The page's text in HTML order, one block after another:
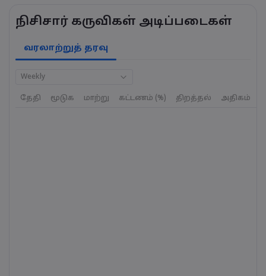
நிசிசார் கருவிகள் அடிப்படைகள்
வரலாற்றுத் தரவு
Weekly
தேதி மூடுக மாற்று கட்டணம் (%) திறத்தல் அதிகம்